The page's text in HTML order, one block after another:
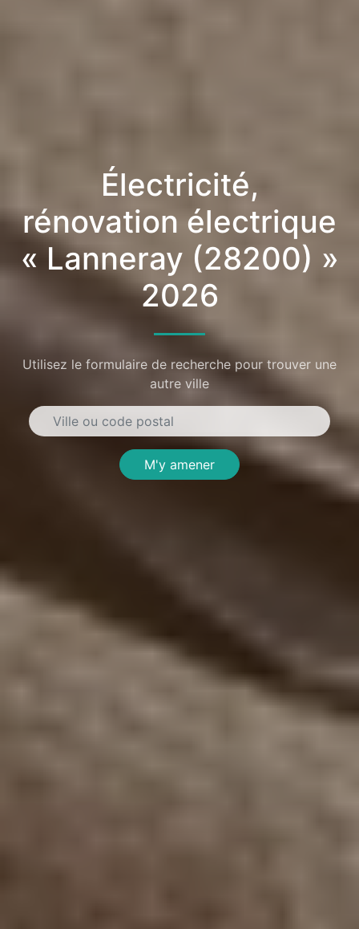
Électricité,
rénovation électrique
« Lanneray (28200) »
2026
Utilisez le formulaire de recherche pour trouver une
autre ville
M'y amener